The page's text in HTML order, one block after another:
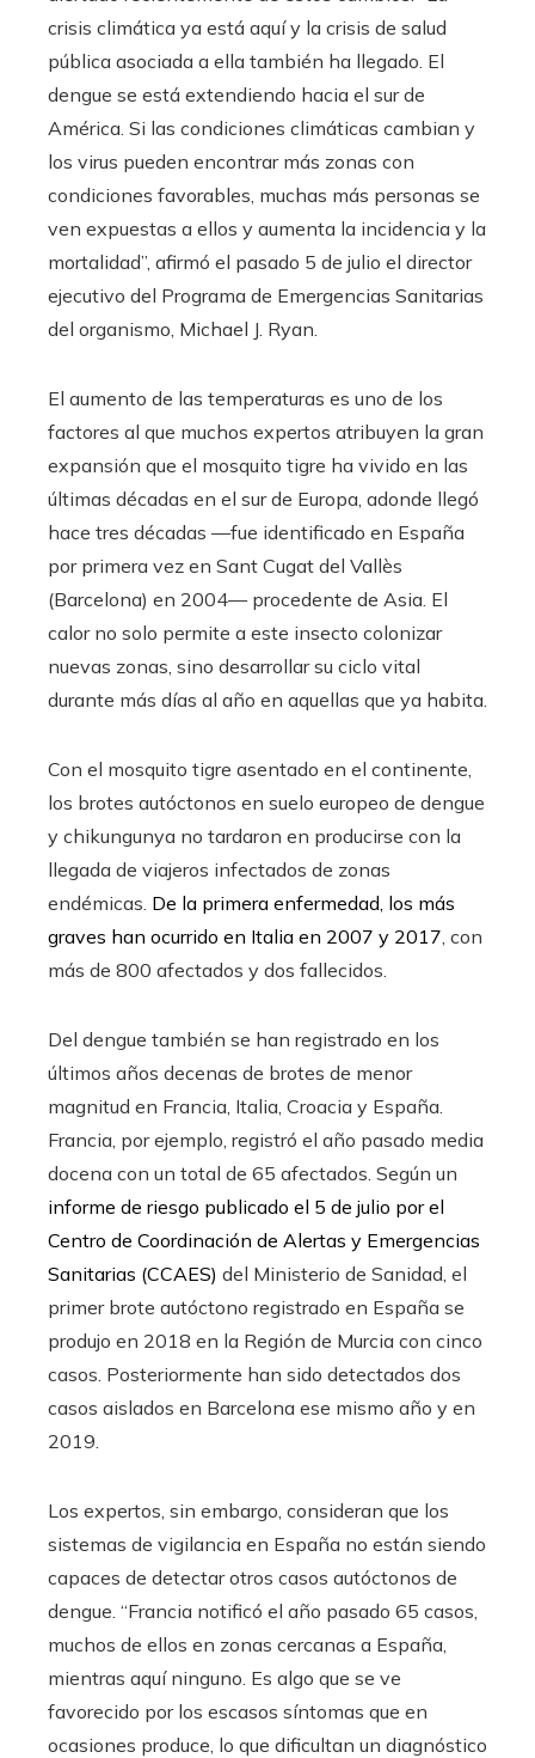
crisis climática ya está aquí y la crisis de salud
pública asociada a ella también ha llegado. El
dengue se está extendiendo hacia el sur de
América. Si las condiciones climáticas cambian y
los virus pueden encontrar más zonas con
condiciones favorables, muchas más personas se
ven expuestas a ellos y aumenta la incidencia y la
mortalidad”, afirmó el pasado 5 de julio el director
ejecutivo del Programa de Emergencias Sanitarias
del organismo, Michael J. Ryan.
El aumento de las temperaturas es uno de los
factores al que muchos expertos atribuyen la gran
expansión que el mosquito tigre ha vivido en las
últimas décadas en el sur de Europa, adonde llegó
hace tres décadas —fue identificado en España
por primera vez en Sant Cugat del Vallès
(Barcelona) en 2004— procedente de Asia. El
calor no solo permite a este insecto colonizar
nuevas zonas, sino desarrollar su ciclo vital
durante más días al año en aquellas que ya habita.
Con el mosquito tigre asentado en el continente,
los brotes autóctonos en suelo europeo de dengue
y chikungunya no tardaron en producirse con la
llegada de viajeros infectados de zonas
endémicas. De la primera enfermedad, los más
graves han ocurrido en Italia en 2007 y 2017 , con
más de 800 afectados y dos fallecidos.
Del dengue también se han registrado en los
últimos años decenas de brotes de menor
magnitud en Francia, Italia, Croacia y España.
Francia, por ejemplo, registró el año pasado media
docena con un total de 65 afectados. Según un
informe de riesgo publicado el 5 de julio por el
Centro de Coordinación de Alertas y Emergencias
Sanitarias (CCAES) del Ministerio de Sanidad, el
primer brote autóctono registrado en España se
produjo en 2018 en la Región de Murcia con cinco
casos. Posteriormente han sido detectados dos
casos aislados en Barcelona ese mismo año y en
2019.
Los expertos, sin embargo, consideran que los
sistemas de vigilancia en España no están siendo
capaces de detectar otros casos autóctonos de
dengue. “Francia notificó el año pasado 65 casos,
muchos de ellos en zonas cercanas a España,
mientras aquí ninguno. Es algo que se ve
favorecido por los escasos síntomas que en
ocasiones produce, lo que dificultan un diagnóstico